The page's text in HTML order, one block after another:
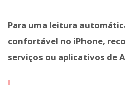
Para uma leitura
confortável no iPhone,
serviços ou aplicativos de